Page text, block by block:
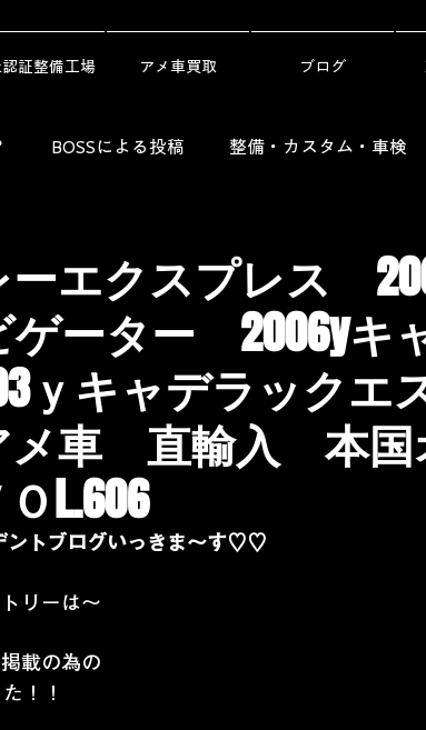
認証整備工場 アメ車買取 ブログ
BOSSによる投稿 整備・カスタム・車検
ーエクスプレス
ゲーター 2006yキ
ｙキャデラックエ
直輸入 本国
L.606
ントブログいっきま～す♡♡
リーは～
載の為の
！！